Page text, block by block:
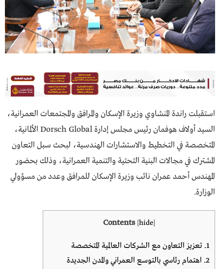
استقبلتراندة المنشاوي وزيرة الإسكان والمرافق والمجتمعات العمرانية،
السيد أولاف هوفمان رئيس مجلس إدارةDorsch Global الألمانية،
المتخصصة في التخطيط والاستشارات الهندسية، لبحث سبل التعاون
المشترك في مجالات البنية التحتية والتنمية العمرانية، وذلك بحضور
المهندس أحمد عمران نائب وزيرة الإسكان للمرافق وعدد من مسؤولي
الوزارة.
Contents [hide]
1. تعزيز التعاون مع الشركات العالمية المتخصصة
2. اهتمام رئاسي بالتوسع العمراني والمدن الجديدة